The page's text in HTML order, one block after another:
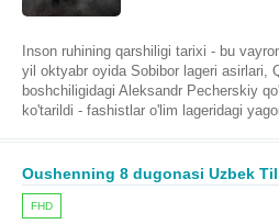
Inson ruhining qarshiligi tarixi - bu
yil oktyabr oyida Sobibor lageri asirlari,
boshchiligidagi Aleksandr Pecherskiy
ko'tarildi - fashistlar o'lim lageridagi
Oushenning 8 dugonasi Uzbek
FHD